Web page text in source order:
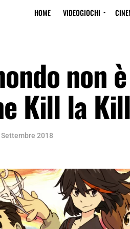
HOME VIDEOGIOCHI
non
Kill la Kill
Settembre 2018